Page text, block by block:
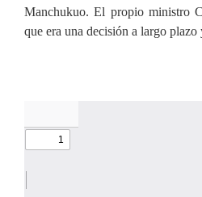
Manchukuo. El propio ministro
que era una decisión a largo